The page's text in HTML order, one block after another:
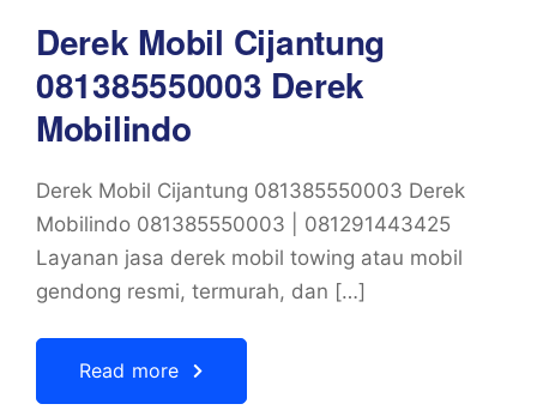
Derek Mobil Cijantung
081385550003 Derek
Mobilindo
Derek Mobil Cijantung 081385550003 Derek
Mobilindo 081385550003 | 081291443425
Layanan jasa derek mobil towing atau mobil
gendong resmi, termurah, dan […]
Read more